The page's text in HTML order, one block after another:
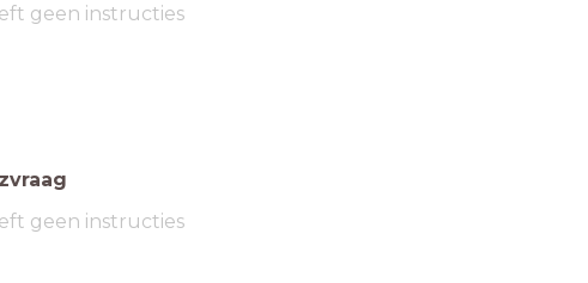
geen instructies
geen instructies